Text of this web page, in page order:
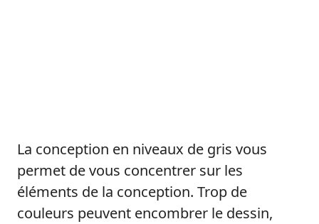
La conception en niveaux de gris vous
permet de vous concentrer sur les
éléments de la conception. Trop de
couleurs peuvent encombrer le dessin,